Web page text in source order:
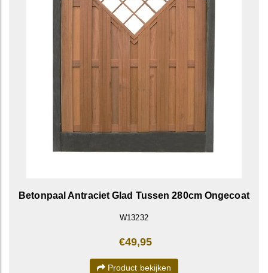
Betonpaal Antraciet Glad Tussen 280cm Ongecoat
W13232
€49,95
Product bekijken